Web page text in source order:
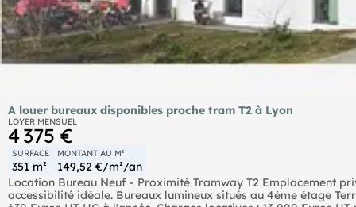
A louer bureaux disponibles proche tram T2 à Lyon
LOYER MENSUEL
4 375 €
SURFACE
351 m²
MONTANT AU M²
149,52 €/m²/an
Location Bureau Neuf - Proximité Tramway T2 Emplacement
accessibilité idéale. Bureaux lumineux situés au 4ème étage